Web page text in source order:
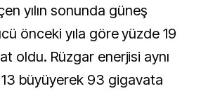
yılın sonunda güneş
önceki yıla göre yüzde 19
oldu. Rüzgar enerjisi aynı
büyüyerek 93 gigavata